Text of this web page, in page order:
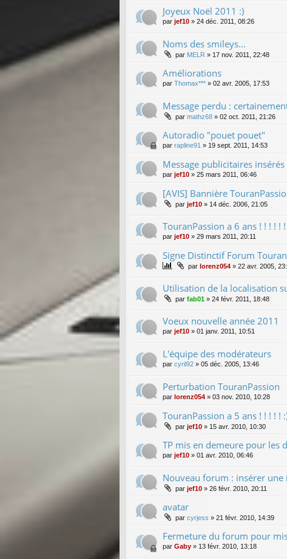
Joyeux Noël 2011 :)
par jef10 » 24 déc. 2011, 08:26
Noms des smileys...
par MELR » 17 nov. 2011, 22:48
Améliorations
par Thomax*** » 02 avr. 2005, 17:53
Message perdu :
par mathz68 » 02 oct. 2011, 21:26
Autoradio "pouet pouet"
par rapline91 » 19 sept. 2011, 14:53
Message publicitaires
par jef10 » 25 mars 2011, 06:46
[AVIS] Bannière
par jef10 » 14 déc. 2006, 21:05
TouranPassion a 6 ans ! ! ! ! !
par jef10 » 29 mars 2011, 20:11
Signe Distinctif Forum
par lorenz054 » 22 avr. 2005,
Utilisation de la localisation
par fab01 » 24 févr. 2011, 18:48
Voeux nouvelle année 2011
par jef10 » 01 janv. 2011, 10:51
L'équipe des modérateurs
par cyril92 » 05 déc. 2005, 13:46
Perturbation TouranPassion
par lorenz054 » 03 nov. 2010, 10:28
TouranPassion a 5 ans ! ! ! ! !
par jef10 » 15 avr. 2010, 10:30
TP mis en demeure pour les
par jef10 » 01 avr. 2010, 06:46
Nouveau forum : insérer une
par jef10 » 26 févr. 2010, 20:11
avatar
par cyrjess » 21 févr. 2010, 14:39
Fermeture du forum pour
par Gaby » 13 févr. 2010, 13:18